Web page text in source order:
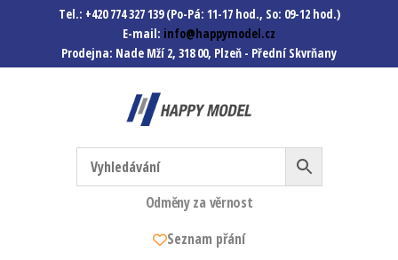
Tel.: +420 774 327 139 (Po-Pá: 11-17 hod., So: 09-12 hod.)
E-mail: info@happymodel.cz
Prodejna: Nade Mží 2, 318 00, Plzeň - Přední Skvrňany
Happymodel.cz
Modely autíček, modelová
železnice, mašinky, vagóny a
mnohem víc.
Odměny za věrnost
Seznam přání